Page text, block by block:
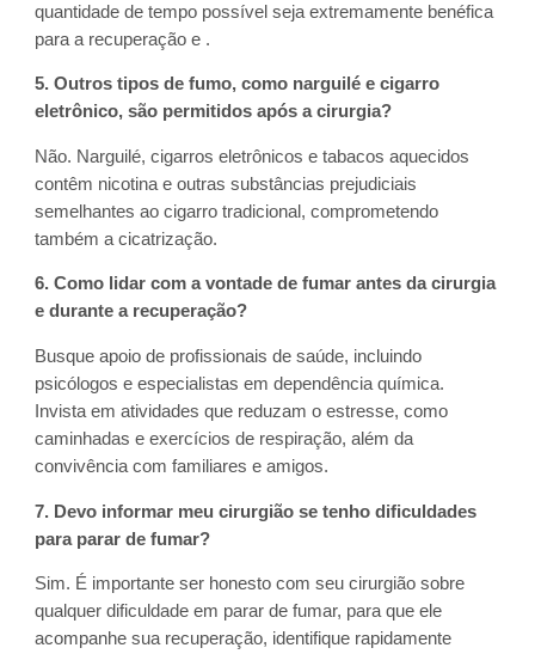
quantidade de tempo possível seja extremamente benéfica
para a recuperação e .
5. Outros tipos de fumo, como narguilé e cigarro
eletrônico, são permitidos após a cirurgia?
Não. Narguilé, cigarros eletrônicos e tabacos aquecidos
contêm nicotina e outras substâncias prejudiciais
semelhantes ao cigarro tradicional, comprometendo
também a cicatrização.
6. Como lidar com a vontade de fumar antes da cirurgia
e durante a recuperação?
Busque apoio de profissionais de saúde, incluindo
psicólogos e especialistas em dependência química.
Invista em atividades que reduzam o estresse, como
caminhadas e exercícios de respiração, além da
convivência com familiares e amigos.
7. Devo informar meu cirurgião se tenho dificuldades
para parar de fumar?
Sim. É importante ser honesto com seu cirurgião sobre
qualquer dificuldade em parar de fumar, para que ele
acompanhe sua recuperação, identifique rapidamente